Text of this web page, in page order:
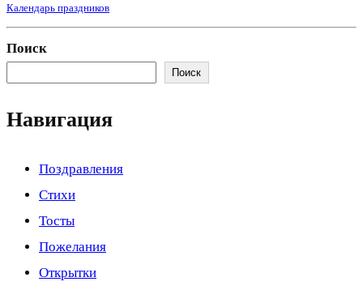
Календарь праздников
Поиск
Поиск
Навигация
Поздравления
Стихи
Тосты
Пожелания
Открытки